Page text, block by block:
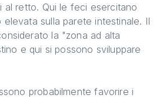
al retto. Qui le feci esercitano
elevata sulla parete intestinale. Il
la "zona ad alta
e qui si possono sviluppare
probabilmente favorire i